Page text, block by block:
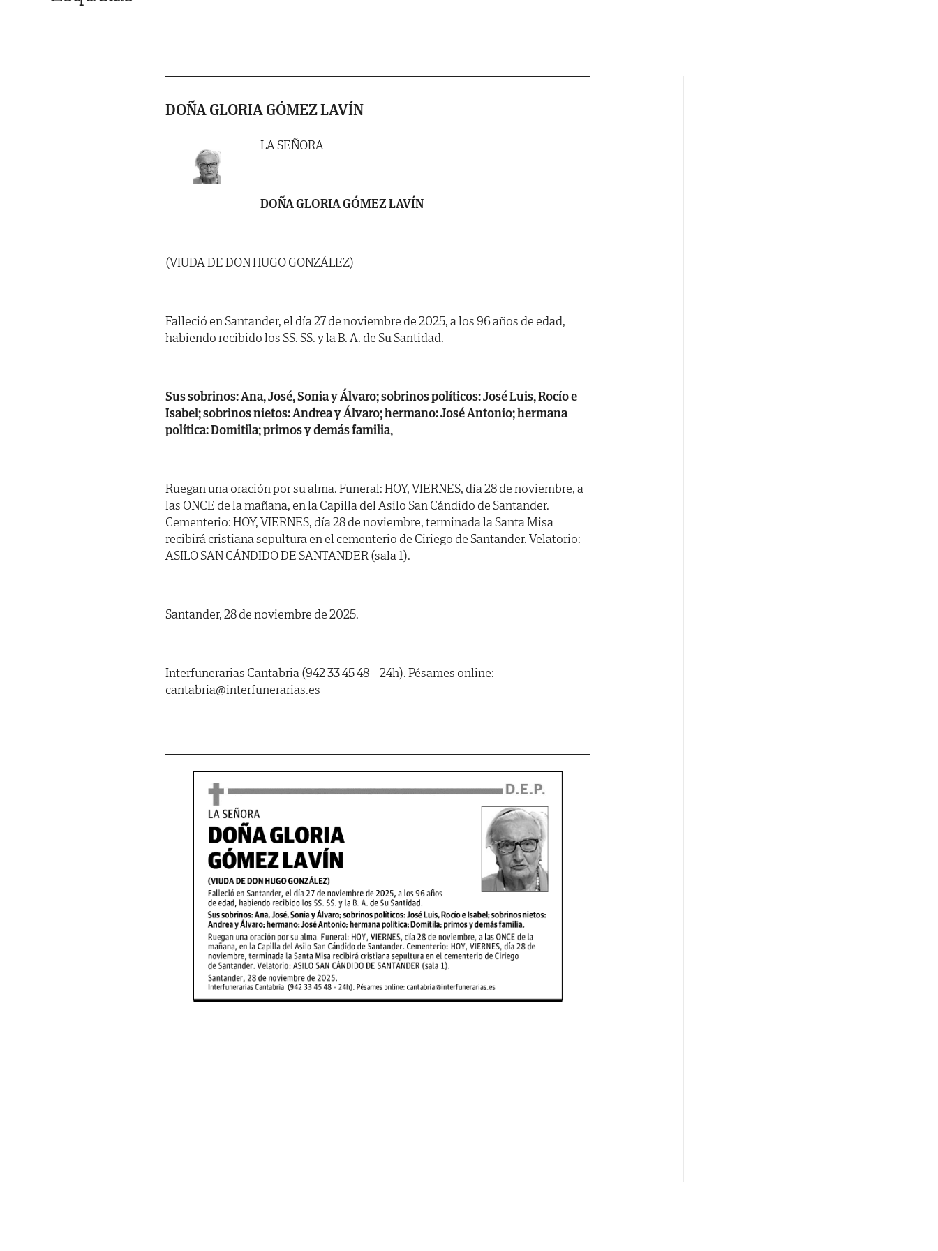
DOÑA GLORIA GÓMEZ LAVÍN
LA SEÑORA
DOÑA GLORIA GÓMEZ LAVÍN
(VIUDA DE DON HUGO GONZÁLEZ)
Falleció en Santander, el día 27 de noviembre de 2025, a los 96 años de edad,
habiendo recibido los SS. SS. y la B. A. de Su Santidad.
Sus sobrinos: Ana, José, Sonia y Álvaro; sobrinos políticos: José Luis, Rocío e
Isabel; sobrinos nietos: Andrea y Álvaro; hermano: José Antonio; hermana
política: Domitila; primos y demás familia,
Ruegan una oración por su alma. Funeral: HOY, VIERNES, día 28 de noviembre, a
las ONCE de la mañana, en la Capilla del Asilo San Cándido de Santander.
Cementerio: HOY, VIERNES, día 28 de noviembre, terminada la Santa Misa
recibirá cristiana sepultura en el cementerio de Ciriego de Santander. Velatorio:
ASILO SAN CÁNDIDO DE SANTANDER (sala 1).
Santander, 28 de noviembre de 2025.
Interfunerarias Cantabria (942 33 45 48 – 24h). Pésames online:
cantabria@interfunerarias.es